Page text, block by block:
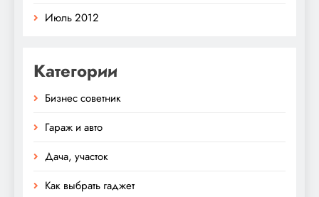
Июль 2012
Категории
Бизнес советник
Гараж и авто
Дача, участок
Как выбрать гаджет